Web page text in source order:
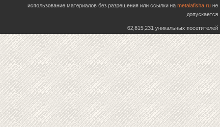
использование материалов без разрешения или ссылки на metalafisha.ru не
допускается
62,815,231 уникальных посетителей